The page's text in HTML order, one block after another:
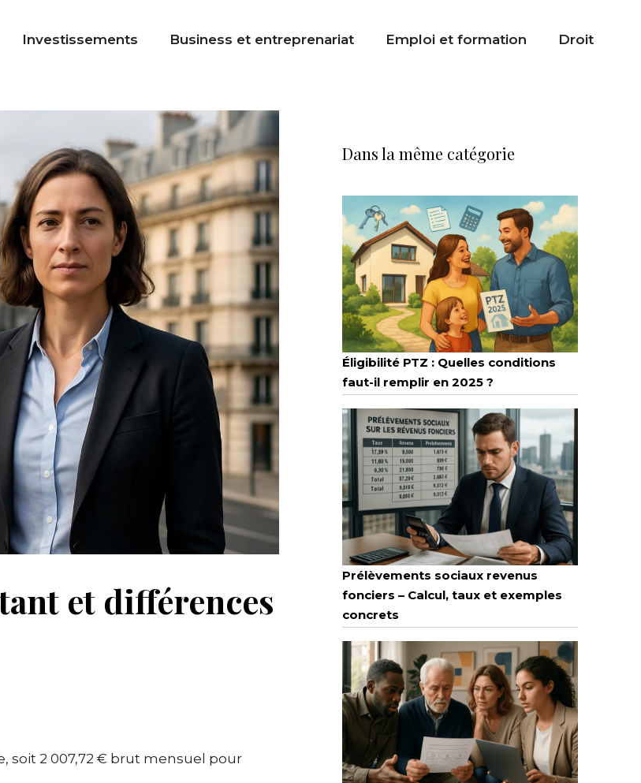
Investissements Business et entreprenariat Emploi et formation Droit
et différences
soit 2 007,72 € brut mensuel pour
Dans la même catégorie
Éligibilité PTZ : Quelles conditions
faut-il remplir en 2025 ?
Prélèvements sociaux revenus
fonciers – Calcul, taux et exemples
concrets